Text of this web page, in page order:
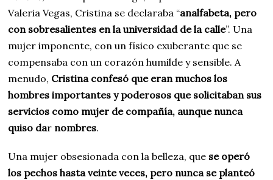
Valeria Vegas, Cristina se declaraba “analfabeta, pero
con sobresalientes en la universidad de la calle”. Una
mujer imponente, con un físico exuberante que se
compensaba con un corazón humilde y sensible. A
menudo, Cristina confesó que eran muchos los
hombres importantes y poderosos que solicitaban sus
servicios como mujer de compañía, aunque nunca
quiso dar nombres.
Una mujer obsesionada con la belleza, que se operó
los pechos hasta veinte veces, pero nunca se planteó